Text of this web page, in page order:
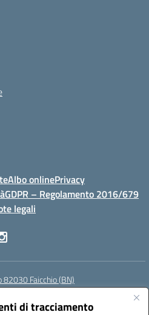
di tracciamento
Albo onlinePrivacy
GDPR – Regolamento 2016/679
legali
Faicchio (BN)
bnis02300v@pec.istruzione.it